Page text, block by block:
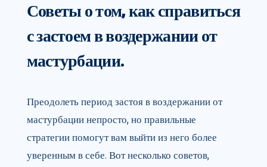
Советы о том, как справиться
с застоем в воздержании от
мастурбации.
Преодолеть период застоя в воздержании от
мастурбации непросто, но правильные
стратегии помогут вам выйти из него более
уверенным в себе. Вот несколько советов,